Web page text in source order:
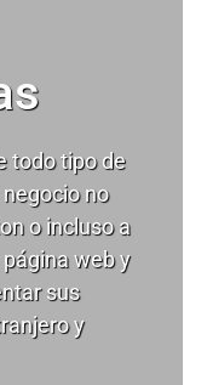
todo tipo de
no
o incluso a
web y
sus
y